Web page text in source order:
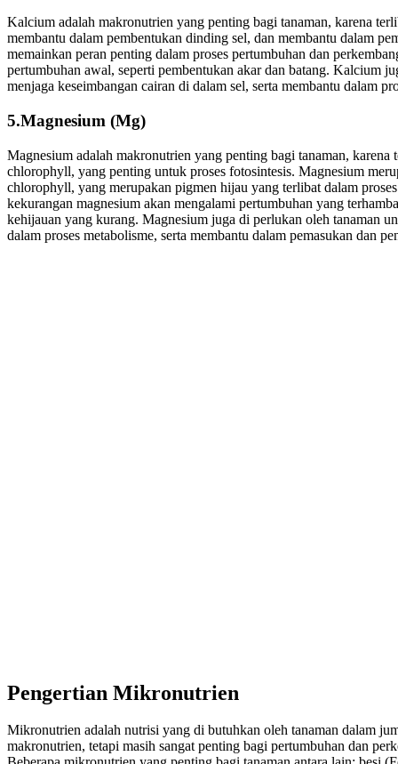
Kalcium adalah makronutrien yang penting bagi tanaman, karena
membantu dalam pembentukan dinding sel, dan membantu dalam
memainkan peran penting dalam proses pertumbuhan dan
pertumbuhan awal, seperti pembentukan akar dan batang. Kalcium
menjaga keseimbangan cairan di dalam sel, serta membantu dalam
5.Magnesium (Mg)
Magnesium adalah makronutrien yang penting bagi tanaman, karena
chlorophyll, yang penting untuk proses fotosintesis. Magnesium
chlorophyll, yang merupakan pigmen hijau yang terlibat dalam
kekurangan magnesium akan mengalami pertumbuhan yang
kehijauan yang kurang. Magnesium juga di perlukan oleh tanaman
dalam proses metabolisme, serta membantu dalam pemasukan dan
Pengertian Mikronutrien
Mikronutrien adalah nutrisi yang di butuhkan oleh tanaman dalam
makronutrien, tetapi masih sangat penting bagi pertumbuhan dan